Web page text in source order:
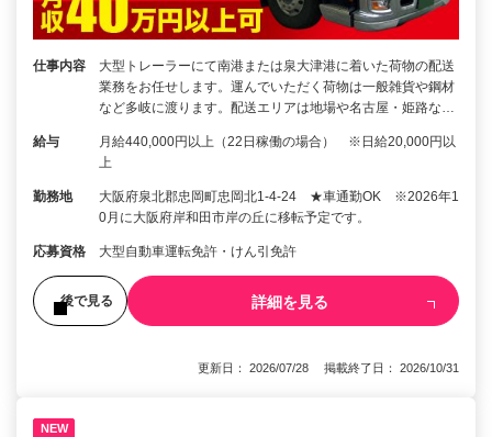
仕事内容
大型トレーラーにて南港または泉大津港に着いた荷物の配送
業務をお任せします。運んでいただく荷物は一般雑貨や鋼材
など多岐に渡ります。配送エリアは地場や名古屋・姫路な…
給与
月給440,000円以上（22日稼働の場合） ※日給20,000円以
上
勤務地
大阪府泉北郡忠岡町忠岡北1-4-24 ★車通勤OK ※2026年1
0月に大阪府岸和田市岸の丘に移転予定です。
応募資格 大型自動車運転免許・けん引免許
後で見る 詳細を見る
更新日： 2026/07/28 掲載終了日： 2026/10/31
NEW